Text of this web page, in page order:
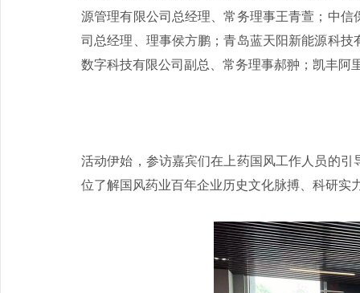
源管理有限公司总经理、常务理事王青萱；中
司总经理、理事侯方鹏；青岛蓝天阳新能源科
数字科技有限公司副总、常务理事郝翀；凯丰阿
活动伊始，参访嘉宾们在上药国风工作人员的
位了解国风药业百年企业历史文化脉搏、科研实